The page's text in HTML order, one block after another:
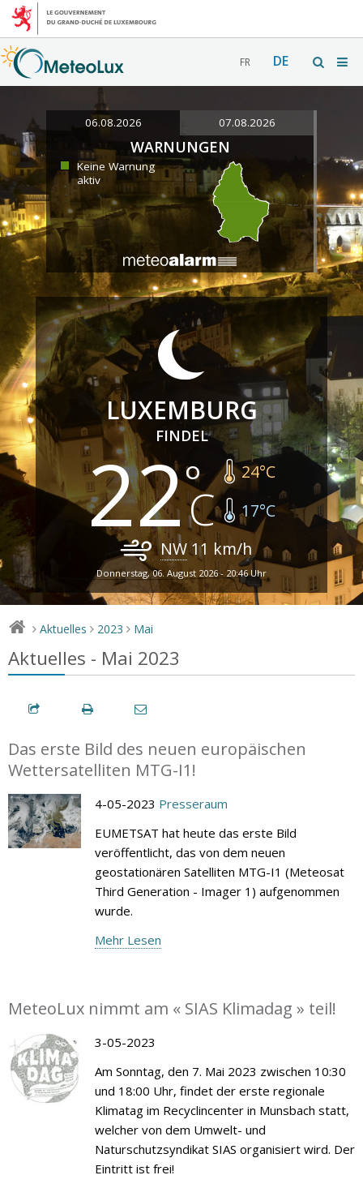
FR DE
06.08.2026 07.08.2026
WARNUNGEN
Keine Warnung
aktiv
LUXEMBURG
FINDEL
22 24°C
17°C
NW11 km/h
Donnerstag, 06. August 2026 - 20:46 Uhr
> Aktuelles > 2023 > Mai
Aktuelles - Mai 2023
Das erste Bild des neuen europäischen
Wettersatelliten MTG-I1!
4-05-2023 Presseraum
EUMETSAT hat heute das erste Bild
veröffentlicht, das von dem neuen
geostationären Satelliten MTG-I1 (Meteosat
Third Generation - Imager 1) aufgenommen
wurde.
Mehr Lesen
MeteoLux nimmt am « SIAS Klimadag » teil!
3-05-2023
Am Sonntag, den 7. Mai 2023 zwischen 10:30
und 18:00 Uhr, findet der erste regionale
Klimatag im Recyclincenter in Munsbach statt,
welcher von dem Umwelt- und
Naturschutzsyndikat SIAS organisiert wird. Der
Eintritt ist frei!